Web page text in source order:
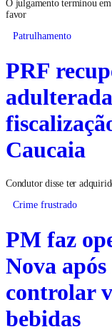
O julgamento terminou
favor
Patrulhamento
PRF
Caucaia
Condutor disse ter
Crime frustrado
PM faz
Nova
controlar
bebidas